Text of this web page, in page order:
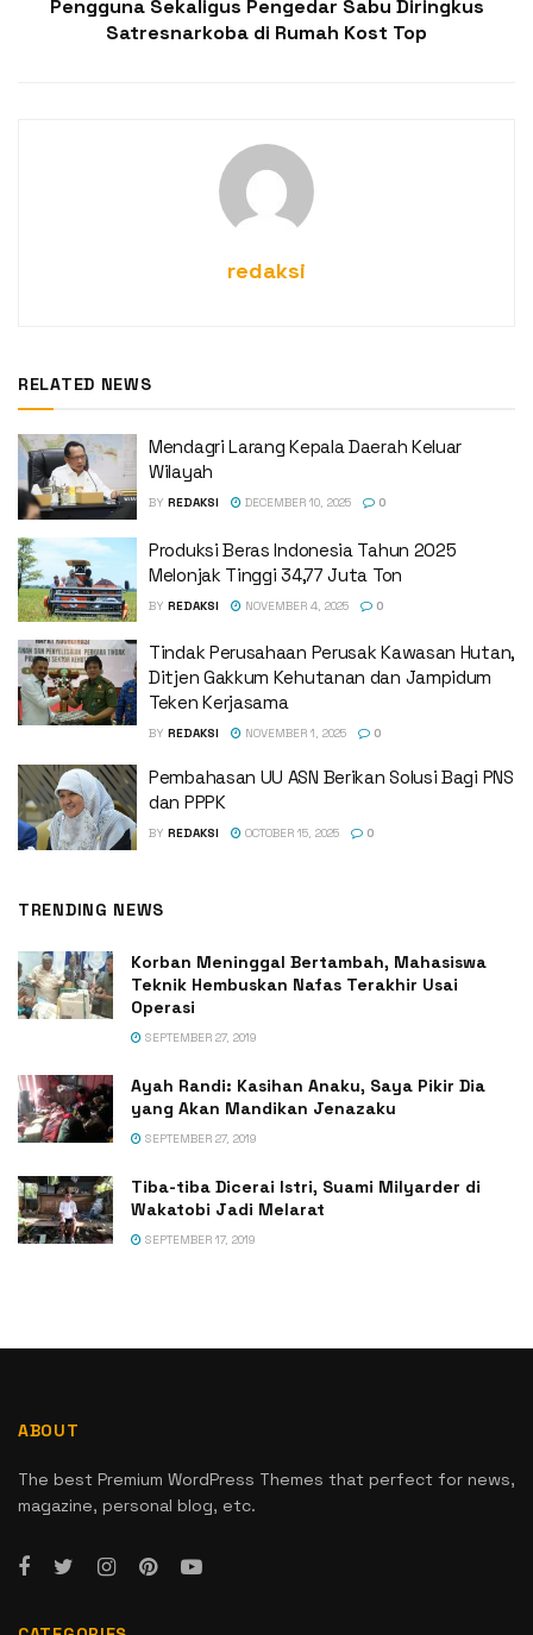
Pengguna Sekaligus Pengedar Sabu Diringkus
Satresnarkoba di Rumah Kost Top
redaksi
RELATED NEWS
Mendagri Larang Kepala Daerah Keluar
Wilayah
BY REDAKSI DECEMBER 10, 2025 0
Produksi Beras Indonesia Tahun 2025
Melonjak Tinggi 34,77 Juta Ton
BY REDAKSI NOVEMBER 4, 2025 0
Tindak Perusahaan Perusak Kawasan Hutan,
Ditjen Gakkum Kehutanan dan Jampidum
Teken Kerjasama
BY REDAKSI NOVEMBER 1, 2025 0
Pembahasan UU ASN Berikan Solusi Bagi PNS
dan PPPK
BY REDAKSI OCTOBER 15, 2025 0
TRENDING NEWS
Korban Meninggal Bertambah, Mahasiswa
Teknik Hembuskan Nafas Terakhir Usai
Operasi
SEPTEMBER 27, 2019
Ayah Randi: Kasihan Anaku, Saya Pikir Dia
yang Akan Mandikan Jenazaku
SEPTEMBER 27, 2019
Tiba-tiba Dicerai Istri, Suami Milyarder di
Wakatobi Jadi Melarat
SEPTEMBER 17, 2019
ABOUT
The best Premium WordPress Themes that perfect for news,
magazine, personal blog, etc.